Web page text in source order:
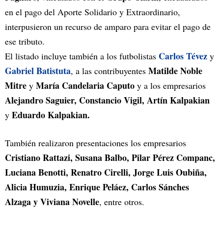
en el pago del Aporte Solidario y Extraordinario,
interpusieron un recurso de amparo para evitar el pago de
ese tributo.
El listado incluye también a los futbolistas Carlos Tévez y
Gabriel Batistuta, a las contribuyentes Matilde Noble
Mitre y María Candelaria Caputo y a los empresarios
Alejandro Saguier, Constancio Vigil, Artín Kalpakian
y Eduardo Kalpakian.
También realizaron presentaciones los empresarios
Cristiano Rattazi, Susana Balbo, Pilar Pérez Companc,
Luciana Benotti, Renatro Cirelli, Jorge Luis Oubiña,
Alicia Humuzia, Enrique Peláez, Carlos Sánches
Alzaga y Viviana Novelle, entre otros.